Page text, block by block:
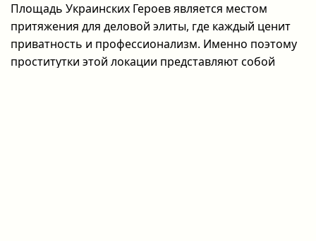
Площадь Украинских Героев является местом
притяжения для деловой элиты, где каждый ценит
приватность и профессионализм. Именно поэтому
проститутки этой локации представляют собой